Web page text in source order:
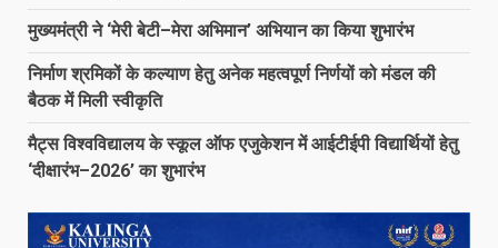
मुख्यमंत्री ने ‘मेरी बेटी–मेरा अभिमान’ अभियान का किया शुभारंभ
निर्माण श्रमिकों के कल्याण हेतु अनेक महत्वपूर्ण निर्णयों को मंडल की
बैठक में मिली स्वीकृति
मैट्स विश्वविद्यालय के स्कूल ऑफ एजुकेशन में आईटीईपी विद्यार्थियों हेतु
‘दीक्षारंभ–2026’ का शुभारंभ